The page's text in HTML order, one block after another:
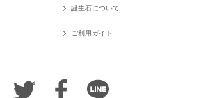
誕生石について
ご利用ガイド